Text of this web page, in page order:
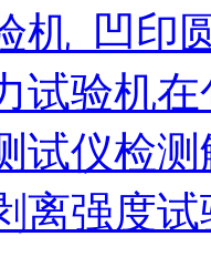
机_凹印
试验机
试仪检
离强度